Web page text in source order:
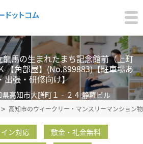
馬の生まれたまち記念館前（上町
【角部屋】(No.899883)【駐車場あ
出張・研修向け】
高知市大膳町１‐２４ 静羅ビル
高知市のウィークリー・マンスリーマンション
ン対応
敷金・礼金無料